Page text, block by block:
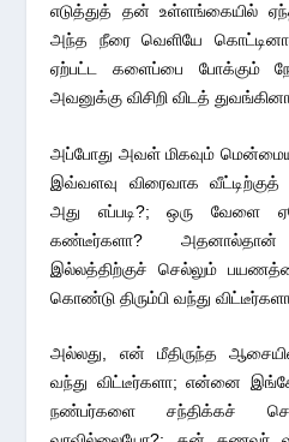
எடுத்துத் தன் உள்ளங்கையில்
அந்த நீரை வெளியே
ஏற்பட்ட களைப்பை போக்கும்
அவனுக்கு விசிறி விடத்
அப்போது அவள் மிகவும்
இவ்வளவு விரைவாக வீட்டிற்குத்
அது எப்படி?; ஒரு வேளை
கண்டீர்களா?
இல்லத்திற்குச் செல்லும்
கொண்டு திரும்பி வந்து
அல்லது, என் மீதிருந்த
வந்து விட்டீர்களா; என்னை இங்கே
நண்பர்களை சந்திக்கச்